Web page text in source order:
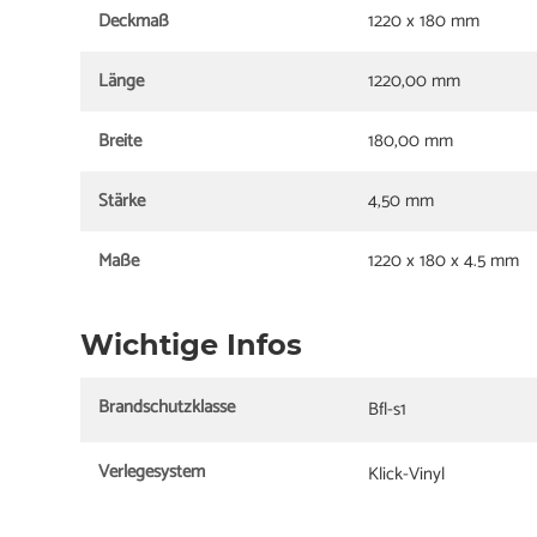
Deckmaß
1220 x 180 mm
Länge
1220,00 mm
Breite
180,00 mm
Stärke
4,50 mm
Maße
1220 x 180 x 4.5 mm
Wichtige Infos
Brandschutzklasse Bfl-s1
Verlegesystem Klick-Vinyl